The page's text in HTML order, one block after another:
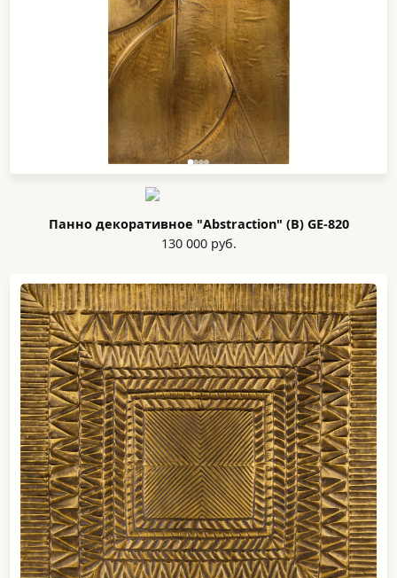
Панно декоративное "Abstraction" (В) GE-820
130 000 руб.